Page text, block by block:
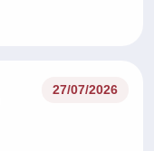
27/07/2026